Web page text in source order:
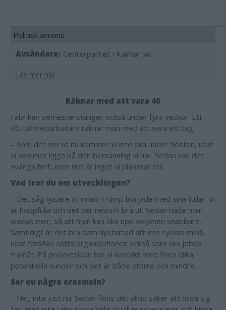
Politisk annons
Avsändare: Centerpartiet i Kalmar län
Läs mer här
Räknar med att vara 40
Fabriken semesterstänger också under fyra veckor. Ett
40-tal medarbetare räknar man med att vara ett tag.
– Som det ser ut nu kommer vi inte öka under hösten, utan
vi kommer ligga på den bemanning vi har. Sedan kan det
svänga fort, men det är inget vi planerar för.
Vad tror du om utvecklingen?
– Det såg ljusare ut innan Trump började med sina tullar. Vi
är hoppfulla och det ser relativt bra ut. Sedan hade man
önskat mer, så att man kan öka upp volymen snabbare.
Samtidigt är det bra som nystartad att inte ryckas med,
utan försöka sätta organisationen också som ska jobba
framåt. På projektsidan har vi kontakt med flera olika
potentiella kunder och det är både större och mindre.
Ser du några orosmoln?
– Nej, inte just nu. Sedan finns det alltid saker att oroa sig